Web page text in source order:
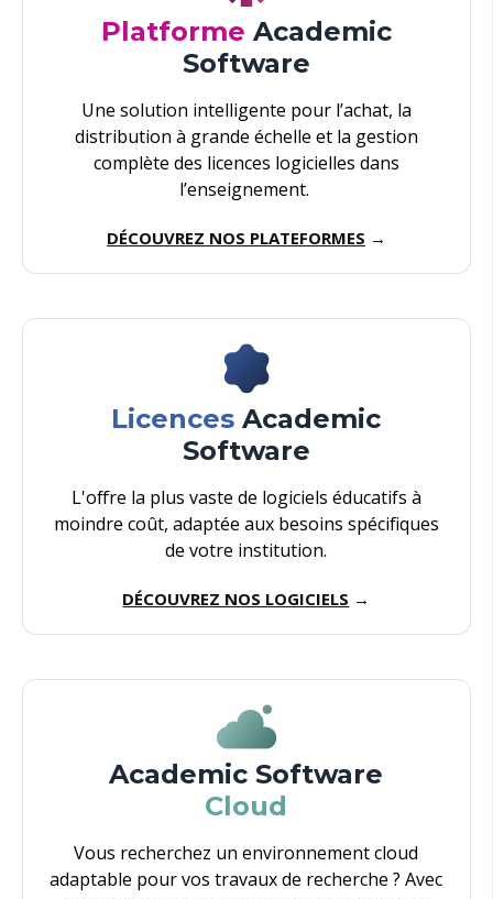
Platforme Academic
Software
Une solution intelligente pour l’achat, la
distribution à grande échelle et la gestion
complète des licences logicielles dans
l’enseignement.
DÉCOUVREZ NOS PLATEFORMES →
LicencesAcademic
Software
L'offre la plus vaste de logiciels éducatifs à
moindre coût, adaptée aux besoins spécifiques
de votre institution.
DÉCOUVREZ NOS LOGICIELS →
Academic Software
Cloud
Vous recherchez un environnement cloud
adaptable pour vos travaux de recherche ? Avec